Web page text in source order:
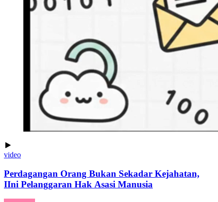
video
Perdagangan Orang Bukan Sekadar Kejahatan,
IIni Pelanggaran Hak Asasi Manusia